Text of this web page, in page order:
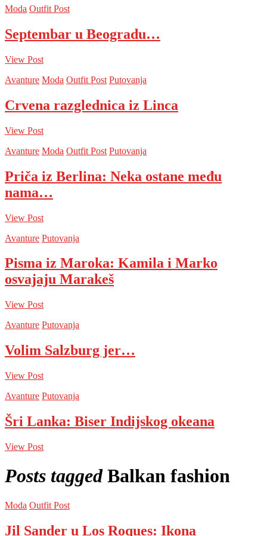
Moda Outfit Post
Septembar u Beogradu…
View Post
Avanture Moda Outfit Post Putovanja
Crvena razglednica iz Linca
View Post
Avanture Moda Outfit Post Putovanja
Priča iz Berlina: Neka ostane među
nama…
View Post
Avanture Putovanja
Pisma iz Maroka: Kamila i Marko
osvajaju Marakeš
View Post
Avanture Putovanja
Volim Salzburg jer…
View Post
Avanture Putovanja
Šri Lanka: Biser Indijskog okeana
View Post
Posts tagged Balkan fashion
Moda Outfit Post
Jil Sander u Los Roques: Ikona